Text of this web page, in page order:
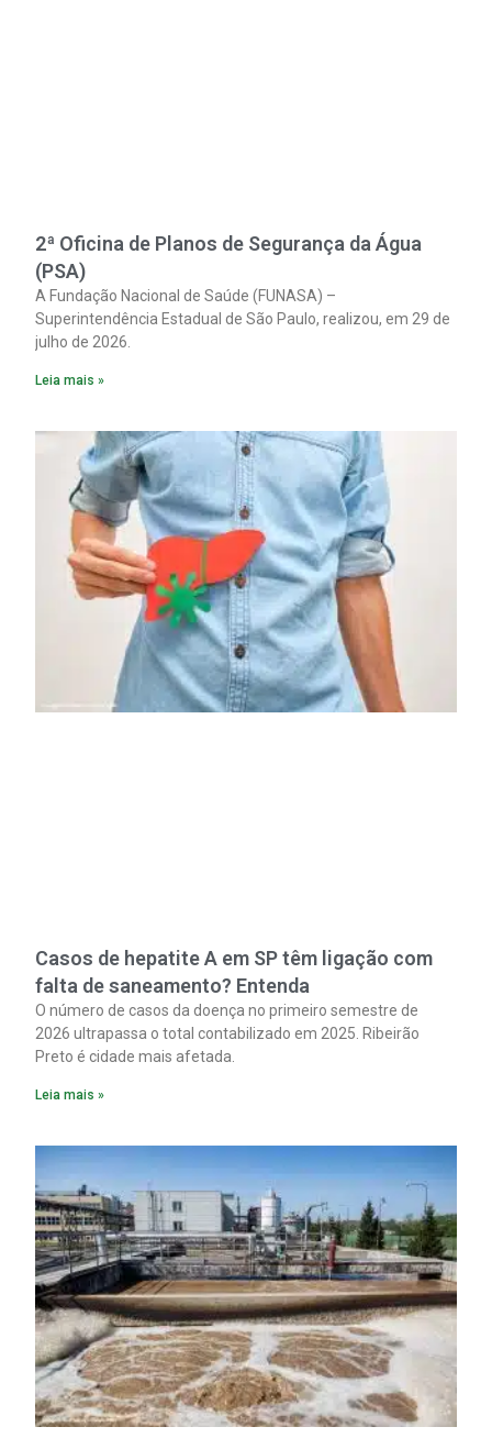
2ª Oficina de Planos de Segurança da Água
(PSA)
A Fundação Nacional de Saúde (FUNASA) –
Superintendência Estadual de São Paulo, realizou, em 29 de
julho de 2026.
Leia mais »
Casos de hepatite A em SP têm ligação com
falta de saneamento? Entenda
O número de casos da doença no primeiro semestre de
2026 ultrapassa o total contabilizado em 2025. Ribeirão
Preto é cidade mais afetada.
Leia mais »